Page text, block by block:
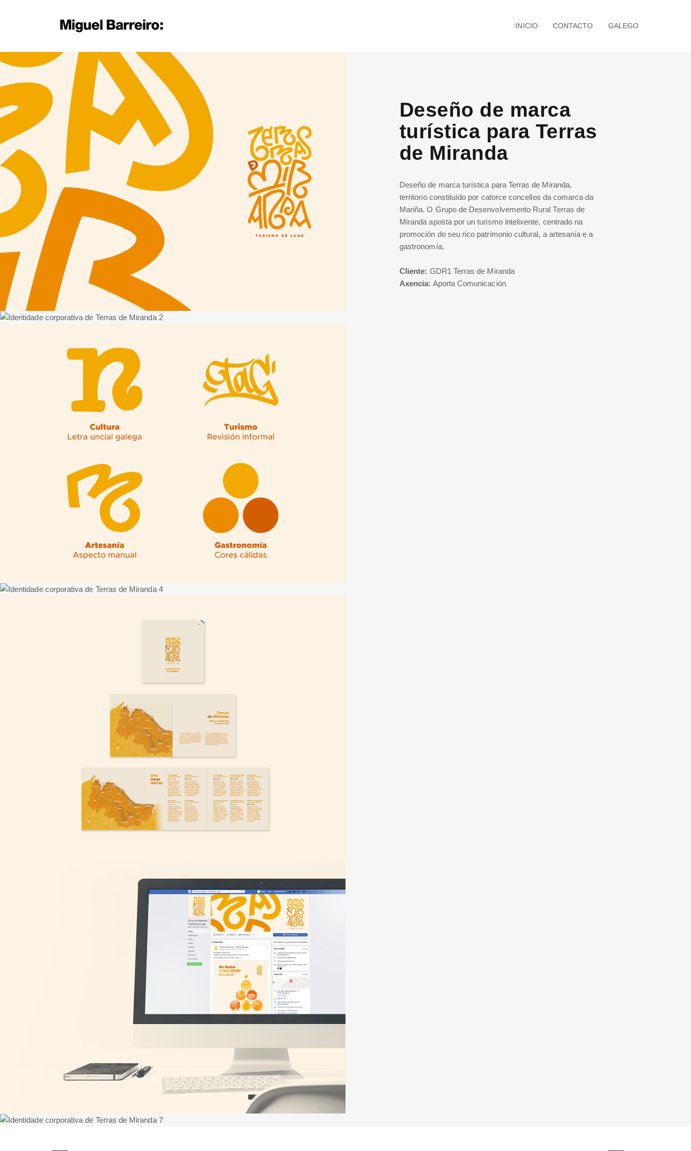
INICIO CONTACTO GALEGO
Deseño de marca
turística para Terras
de Miranda
Deseño de marca turística para Terras de Miranda,
territorio constituído por catorce concellos da comarca da
Mariña. O Grupo de Desenvolvemento Rural Terras de
Miranda aposta por un turismo intelixente, centrado na
promoción do seu rico patrimonio cultural, a artesanía e a
gastronomía.
Cliente: GDR1 Terras de Miranda
Axencia: Aporta Comunicación